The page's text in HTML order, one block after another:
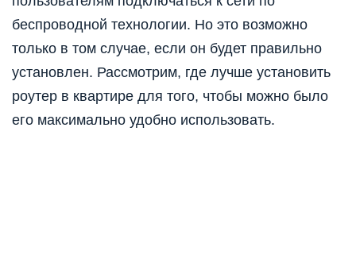
беспроводной технологии. Но это возможно
только в том случае, если он будет правильно
установлен. Рассмотрим, где лучше установить
роутер в квартире для того, чтобы можно было
его максимально удобно использовать.